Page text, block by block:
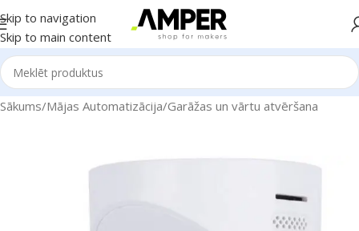
Skip to navigation
Skip to main content
Sākums/Mājas Automatizācija/Garāžas un vārtu atvēršana